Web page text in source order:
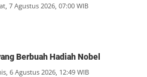
7 Agustus 2026, 07:00 WIB
Berbuah Hadiah Nobel
6 Agustus 2026, 12:49 WIB